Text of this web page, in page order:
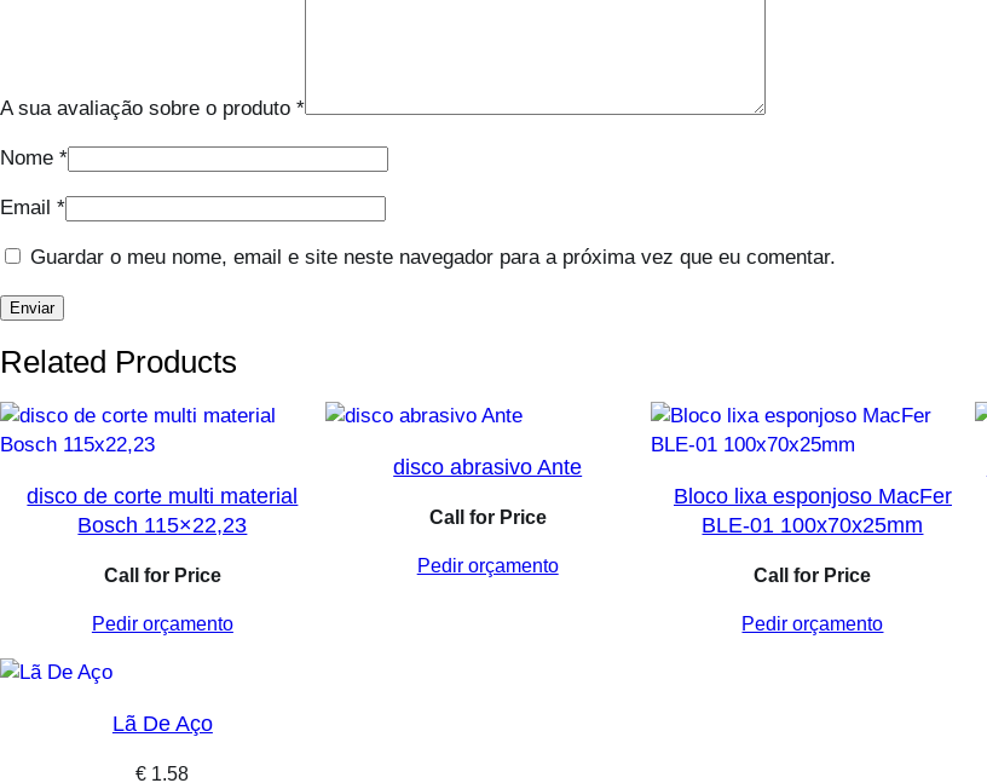
A sua avaliação sobre o produto *
Nome *
Email *
Guardar o meu nome, email e site neste navegador para a próxima vez que eu comentar.
Related Products
disco de corte multi material
Bosch 115×22,23
Call for Price
Pedir orçamento
disco abrasivo Ante
Call for Price
Pedir orçamento
Bloco lixa esponjoso MacFer
BLE-01 100x70x25mm
Call for Price
Pedir orçamento
Lã De Aço
€ 1.58